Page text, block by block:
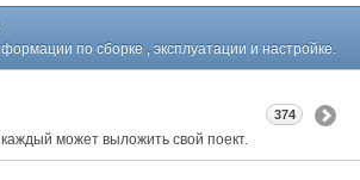
по сборке , эксплуатации и настройке.
может выложить свой поект.
374